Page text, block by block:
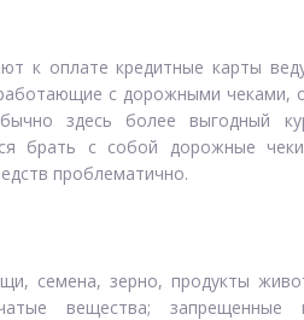
к оплате кредитные карты
с дорожными чеками,
здесь более выгодный
брать с собой дорожные
проблематично.
семена, зерно, продукты
вещества; запрещенные